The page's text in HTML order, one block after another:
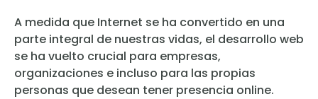
A medida que Internet se ha convertido en una
parte integral de nuestras vidas, el desarrollo web
se ha vuelto crucial para empresas,
organizaciones e incluso para las propias
personas que desean tener presencia online.